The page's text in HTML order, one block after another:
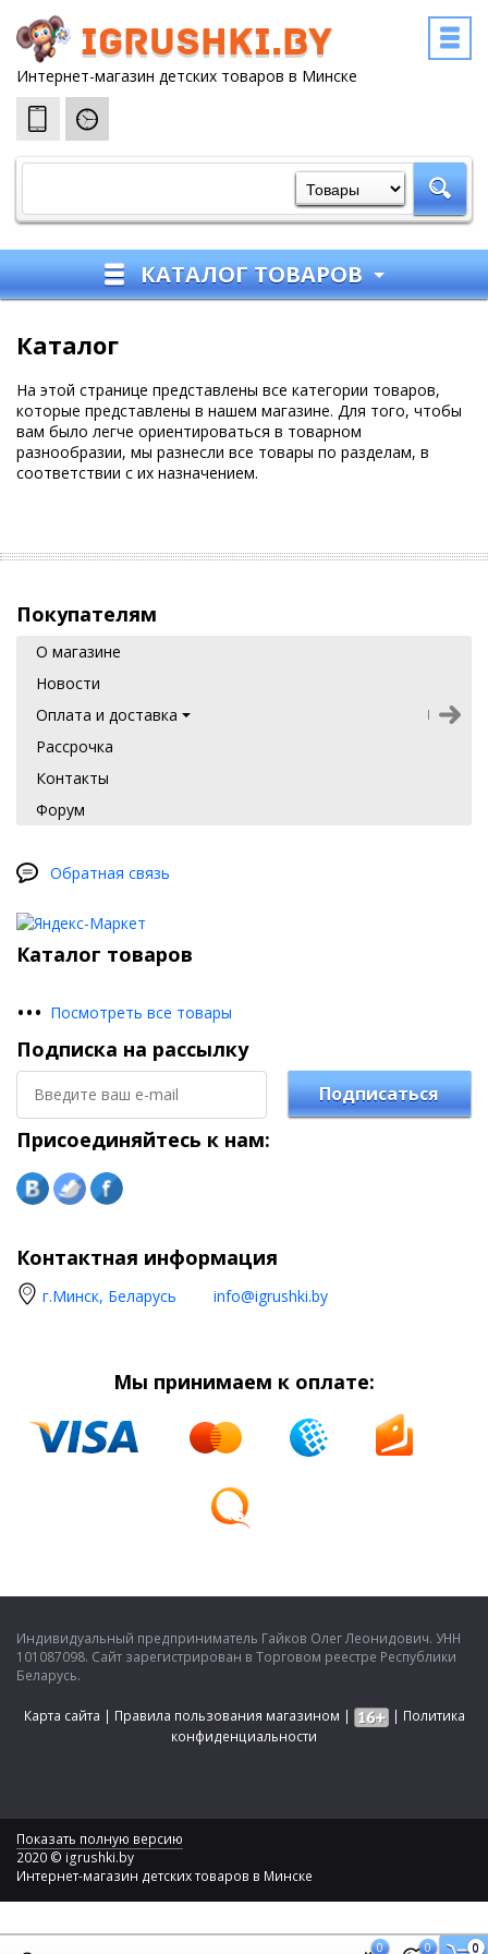
0
0 0
igrushki.by
Интернет-магазин детских товаров в Минске
КАТАЛОГ ТОВАРОВ
Каталог
На этой странице представлены все категории товаров,
которые представлены в нашем магазине. Для того, чтобы
вам было легче ориентироваться в товарном
разнообразии, мы разнесли все товары по разделам, в
соответствии с их назначением.
Покупателям
О магазине
Новости
Оплата и доставка
Рассрочка
Контакты
Форум
Обратная связь
Каталог товаров
••• Посмотреть все товары
Подписка на рассылку
Подписаться
Присоединяйтесь к нам:
Контактная информация
г.Минск, Беларусь info@igrushki.by
Мы принимаем к оплате:
Индивидуальный предприниматель Гайков Олег Леонидович. УНН
101087098. Сайт зарегистрирован в Торговом реестре Республики
Беларусь.
Карта сайта | Правила пользования магазином | | Политика
конфиденциальности
Показать полную версию
2020 © igrushki.by
Интернет-магазин детских товаров в Минске